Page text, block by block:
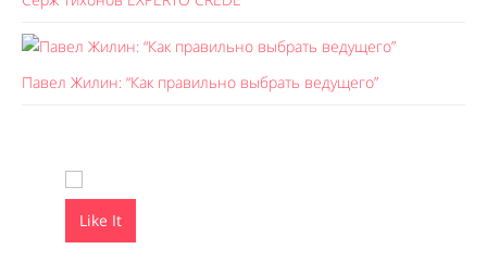
Павел Жилин: “Как правильно выбрать ведущего”
Like It